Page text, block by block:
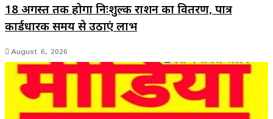
18 अगस्त तक होगा निःशुल्क राशन का वितरण, पात्र
कार्डधारक समय से उठाएं लाभ
August 6, 2026